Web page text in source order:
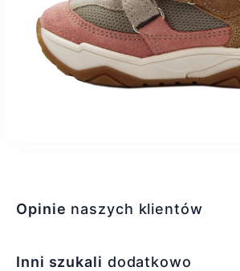
Opinie naszych klientów
Inni szukali dodatkowo